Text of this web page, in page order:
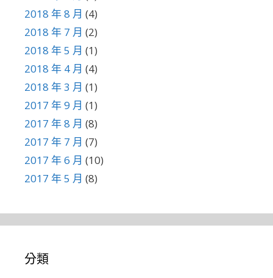
2018 年 8 月 (4)
2018 年 7 月 (2)
2018 年 5 月 (1)
2018 年 4 月 (4)
2018 年 3 月 (1)
2017 年 9 月 (1)
2017 年 8 月 (8)
2017 年 7 月 (7)
2017 年 6 月 (10)
2017 年 5 月 (8)
分類